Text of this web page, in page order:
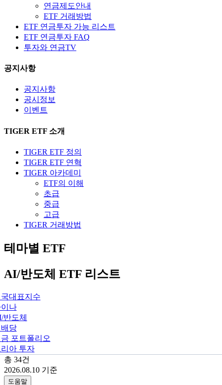
연금제도안내
ETF 거래방법
ETF 연금투자 가능 리스트
ETF 연금투자 FAQ
투자와 연금TV
공지사항
공지사항
공시정보
이벤트
TIGER ETF 소개
TIGER ETF 정의
TIGER ETF 연혁
TIGER 아카데미
ETF의 이해
초급
중급
고급
TIGER 거래방법
테마별 ETF
AI/반도체 ETF 리스트
대표지수
나
반도체
당
포트폴리오
아 투자
총 34건
2026.08.10 기준
도움말